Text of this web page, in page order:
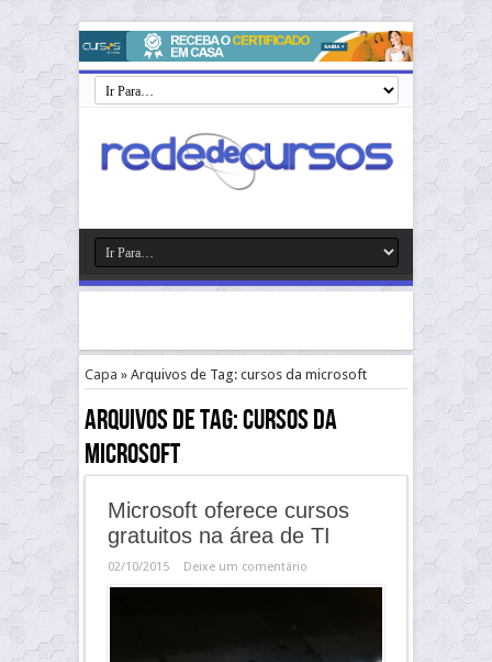
Capa » Arquivos de Tag: cursos da microsoft
Arquivos de Tag:cursos da
microsoft
Microsoft oferece cursos
gratuitos na área de TI
02/10/2015 Deixe um comentário